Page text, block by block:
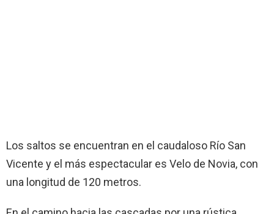
Los saltos se encuentran en el caudaloso Río San
Vicente y el más espectacular es Velo de Novia, con
una longitud de 120 metros.